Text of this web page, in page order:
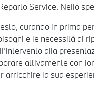
Service. Nello
curando in prima
e le necessità di
alla
attivamente con
arricchire la sua